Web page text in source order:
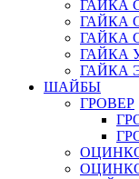
ГАЙКА
ГАЙКА
ГАЙКА
ГАЙКА
ГАЙКА
ШАЙБЫ
ГРОВЕР